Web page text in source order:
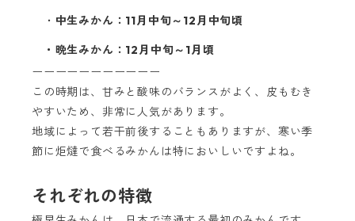
・ 中生みかん ：11月中旬～12月中旬頃
・晩生みかん ：12月中旬～1月頃
ーーーーーーーーーーー
この時期は、甘みと酸味のバランスがよく、皮もむき
やすいため、非常に人気があります。
地域によって若干前後することもありますが、寒い季
節に炬燵で食べるみかんは特においしいですよね。
それぞれの特徴